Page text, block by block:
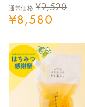
通常価格 ¥9,520
¥8,580